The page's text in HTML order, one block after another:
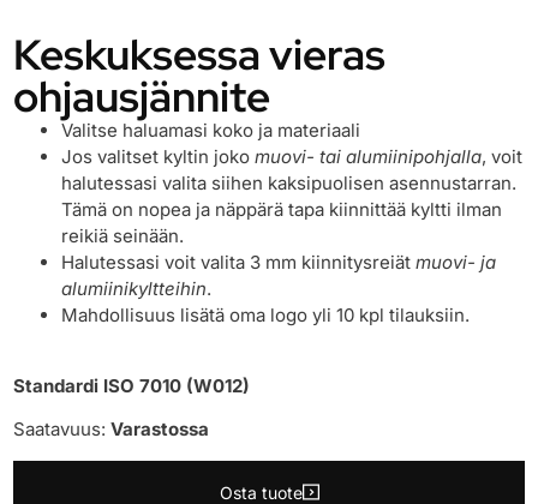
Keskuksessa vieras
ohjausjännite
Valitse haluamasi koko ja materiaali
Jos valitset kyltin jokomuovi- tai alumiinipohjalla, voit
halutessasi valita siihen kaksipuolisen asennustarran.
Tämä on nopea ja näppärä tapa kiinnittää kyltti ilman
reikiä seinään.
Halutessasi voit valita 3 mm kiinnitysreiätmuovi- ja
alumiinikyltteihin.
Mahdollisuus lisätä oma logo yli 10 kpl tilauksiin.
Standardi ISO 7010 (W012)
Saatavuus:Varastossa
Osta tuote